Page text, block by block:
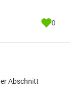
0
Abschnitt